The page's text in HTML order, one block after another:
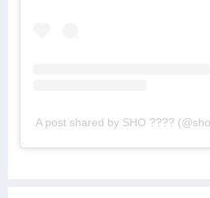
A post shared by SHO ????